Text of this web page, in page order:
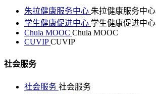
朱拉健康服务中心 朱拉健康服务中心
学生健康促进中心 学生健康促进中心
Chula MOOC Chula MOOC
CUVIPCUVIP
社会服务
社会服务 社会服务